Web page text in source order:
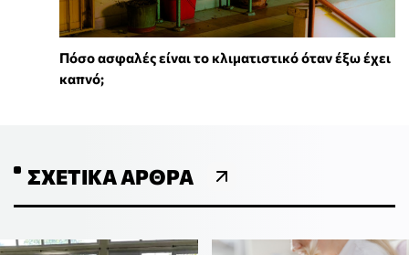
Πόσο ασφαλές είναι το κλιματιστικό όταν έξω έχει
καπνό;
ΣΧΕΤΙΚΆ ΆΡΘΡΑ